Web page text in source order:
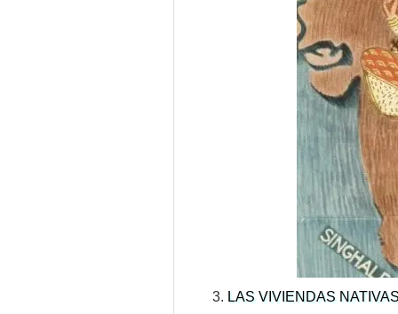
LAS VIVIENDAS